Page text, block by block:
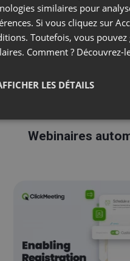
Webinaires
similaires pour
Si vous cliquez sur
Toutefois, vous
Comment ? Découvrez-
LES DÉTAILS